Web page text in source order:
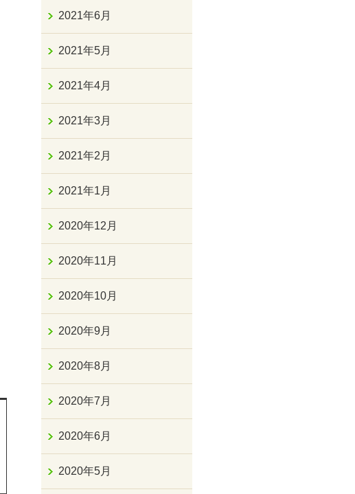
2021年6月
2021年5月
2021年4月
2021年3月
2021年2月
2021年1月
2020年12月
2020年11月
2020年10月
2020年9月
2020年8月
2020年7月
2020年6月
2020年5月